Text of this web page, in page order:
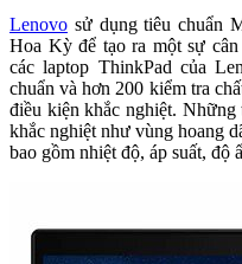
Lenovo sử dụng tiêu chuẩn
Hoa Kỳ để tạo ra một sự
các laptop ThinkPad của
chuẩn và hơn 200 kiểm tra
điều kiện khắc nghiệt. Những
khắc nghiệt như vùng hoang
bao gồm nhiệt độ, áp suất, độ